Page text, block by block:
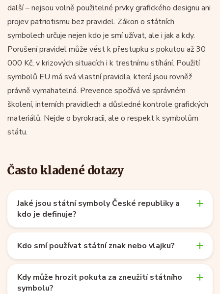
další – nejsou volně použitelné prvky grafického designu ani
projev patriotismu bez pravidel. Zákon o státních
symbolech určuje nejen kdo je smí užívat, ale i jak a kdy.
Porušení pravidel může vést k přestupku s pokutou až 30
000 Kč, v krizových situacích i k trestnímu stíhání. Použití
symbolů EU má svá vlastní pravidla, která jsou rovněž
právně vymahatelná. Prevence spočívá ve správném
školení, interních pravidlech a důsledné kontrole grafických
materiálů. Nejde o byrokracii, ale o respekt k symbolům
státu.
Často kladené dotazy
Jaké jsou státní symboly České republiky a
kdo je definuje?
Kdo smí používat státní znak nebo vlajku?
Kdy může hrozit pokuta za zneužití státního
symbolu?